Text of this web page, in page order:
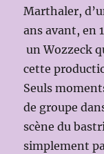
Marthaler,
ans avant, en
un Wozzeck
cette
Seuls
de groupe
scène du
simplement